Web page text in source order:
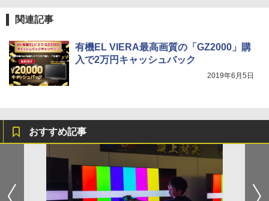
関連記事
有機EL VIERA最高画質の「GZ2000」購
入で2万円キャッシュバック
2019年6月5日
おすすめ記事